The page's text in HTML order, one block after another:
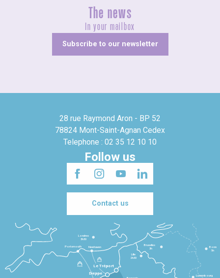
The news
In your mailbox
Subscribe to our newsletter
28 rue Raymond Aron - BP 52
78824 Mont-Saint-Agnan Cedex
Telephone : 02 35 12 10 10
Follow us
Contact us
Dieppe
Le Tréport
Lille
2h30
Bruxelles
3h
Londres
3h30
Newhaven
Portsmouth
Bonn
5h
Luxembourg